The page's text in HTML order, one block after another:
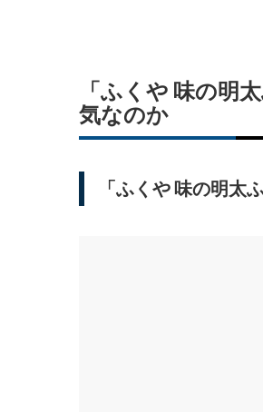
「ふくや 味の明
気なのか
「ふくや 味の明